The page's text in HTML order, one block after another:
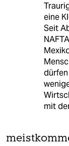
eine
Seit
mit